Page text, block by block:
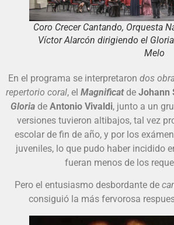
Coro Crecer Cantando, Orquesta
Víctor Alarcón dirigiendo el
Melo
En el programa se interpretaron dos
repertorio coral, el Magnificatde Johann
Gloriade Antonio Vivaldi, junto a un
versiones tuvieron altibajos, tal vez
escolar de fin de año, y por los
juveniles, lo que pudo haber incidido
fueran menos de los
Pero el entusiasmo desbordante de
consiguió la más fervorosa